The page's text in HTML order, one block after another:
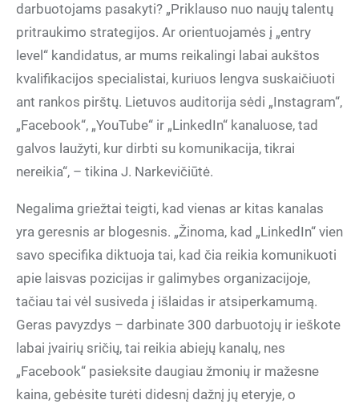
darbuotojams pasakyti? „Priklauso nuo naujų talentų
pritraukimo strategijos. Ar orientuojamės į „entry
level“ kandidatus, ar mums reikalingi labai aukštos
kvalifikacijos specialistai, kuriuos lengva suskaičiuoti
ant rankos pirštų. Lietuvos auditorija sėdi „Instagram“,
„Facebook“, „YouTube“ ir „LinkedIn“ kanaluose, tad
galvos laužyti, kur dirbti su komunikacija, tikrai
nereikia“, – tikina J. Narkevičiūtė.
Negalima griežtai teigti, kad vienas ar kitas kanalas
yra geresnis ar blogesnis. „Žinoma, kad „LinkedIn“ vien
savo specifika diktuoja tai, kad čia reikia komunikuoti
apie laisvas pozicijas ir galimybes organizacijoje,
tačiau tai vėl susiveda į išlaidas ir atsiperkamumą.
Geras pavyzdys – darbinate 300 darbuotojų ir ieškote
labai įvairių sričių, tai reikia abiejų kanalų, nes
„Facebook“ pasieksite daugiau žmonių ir mažesne
kaina, gebėsite turėti didesnį dažnį jų eteryje, o